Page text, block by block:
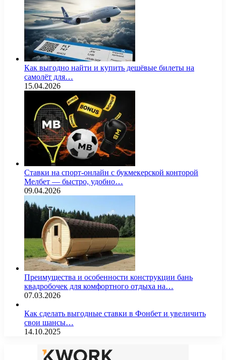
Как выгодно найти и купить дешёвые билеты на
самолёт для…
15.04.2026
Ставки на спорт-онлайн с букмекерской конторой
Мелбет — быстро, удобно…
09.04.2026
Преимущества и особенности конструкции бань
квадробочек для комфортного отдыха на…
07.03.2026
Как сделать выгодные ставки в Фонбет и увеличить
свои шансы…
14.10.2025